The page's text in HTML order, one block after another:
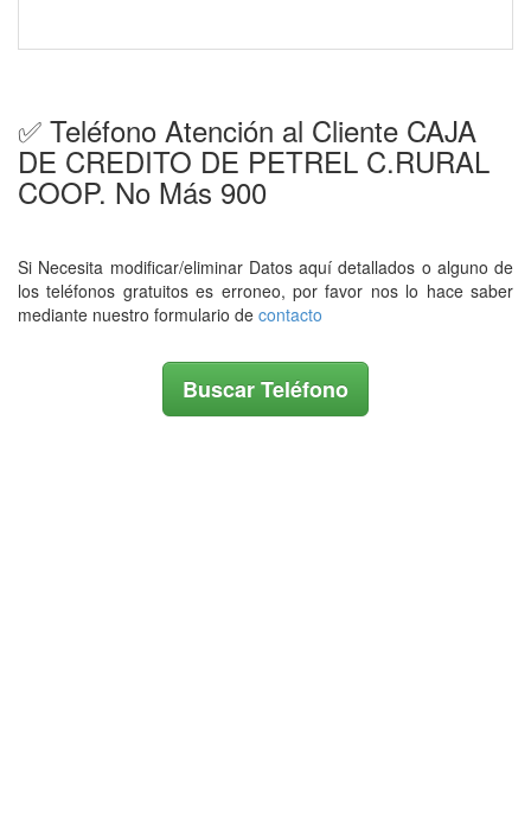
✅ Teléfono Atención al Cliente CAJA
DE CREDITO DE PETREL C.RURAL
COOP. No Más 900
Si Necesita modificar/eliminar Datos aquí detallados o alguno de
los teléfonos gratuitos es erroneo, por favor nos lo hace saber
mediante nuestro formulario de contacto
Buscar Teléfono